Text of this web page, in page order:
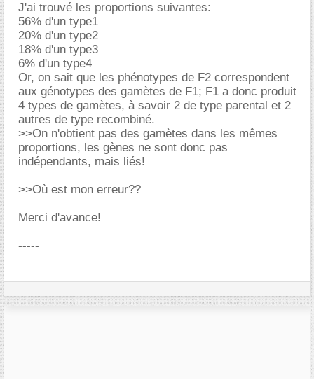
J'ai trouvé les proportions suivantes:
56% d'un type1
20% d'un type2
18% d'un type3
6% d'un type4
Or, on sait que les phénotypes de F2 correspondent
aux génotypes des gamètes de F1; F1 a donc produit
4 types de gamètes, à savoir 2 de type parental et 2
autres de type recombiné.
>>On n'obtient pas des gamètes dans les mêmes
proportions, les gènes ne sont donc pas
indépendants, mais liés!
>>Où est mon erreur??
Merci d'avance!
-----